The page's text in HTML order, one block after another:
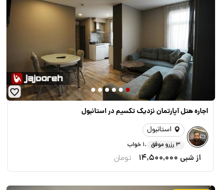
اجاره هتل آپارتمان نزدیک تکسیم در استانبول
استانبول
3 رزرو موفق .1 خواب
از شبی 14,500,000 تومان